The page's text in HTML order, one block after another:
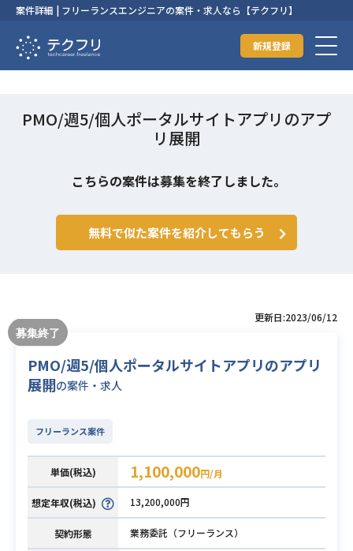
案件詳細 | フリーランスエンジニアの案件・求人なら【テクフリ】
新規登録
PMO/週5/個人ポータルサイトアプリのアプ
リ展開
こちらの案件は募集を終了しました。
無料で似た案件を紹介してもらう
更新日:2023/06/12
PMO/週5/個人ポータルサイトアプリのアプリ
展開の案件・求人
フリーランス案件
単価(税込) 1,100,000円/月
想定年収(税込) 13,200,000円
契約形態 業務委託（フリーランス）